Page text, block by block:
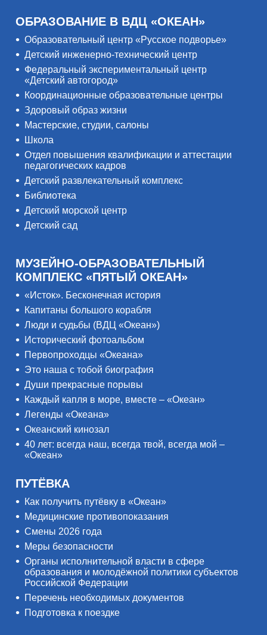
ОБРАЗОВАНИЕ В ВДЦ «ОКЕАН»
Образовательный центр «Русское подворье»
Детский инженерно-технический центр
Федеральный экспериментальный центр
«Детский автогород»
Координационные образовательные центры
Здоровый образ жизни
Мастерские, студии, салоны
Школа
Отдел повышения квалификации и аттестации
педагогических кадров
Детский развлекательный комплекс
Библиотека
Детский морской центр
Детский сад
МУЗЕЙНО-ОБРАЗОВАТЕЛЬНЫЙ
КОМПЛЕКС «ПЯТЫЙ ОКЕАН»
«Исток». Бесконечная история
Капитаны большого корабля
Люди и судьбы (ВДЦ «Океан»)
Исторический фотоальбом
Первопроходцы «Океана»
Это наша с тобой биография
Души прекрасные порывы
Каждый капля в море, вместе – «Океан»
Легенды «Океана»
Океанский кинозал
40 лет: всегда наш, всегда твой, всегда мой –
«Океан»
ПУТЁВКА
Как получить путёвку в «Океан»
Медицинские противопоказания
Смены 2026 года
Меры безопасности
Органы исполнительной власти в сфере
образования и молодёжной политики субъектов
Российской Федерации
Перечень необходимых документов
Подготовка к поездке